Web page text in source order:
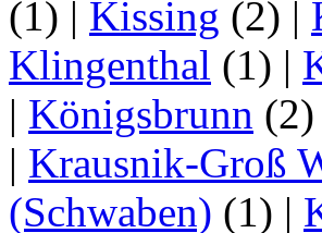
(1) | Kissing (2) |
Klingenthal (1) |
| Königsbrunn (2)
| Krausnik-Groß
(Schwaben) (1) |